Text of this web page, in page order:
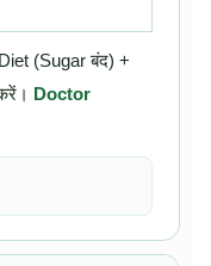
(Sugar बंद) +
Doctor